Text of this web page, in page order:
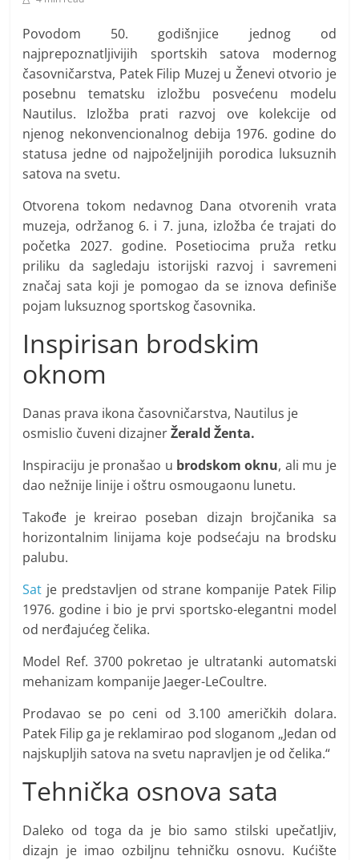
i
v
n
i
h
v
i
j
e
s
t
i
Povodom 50. godišnjice jednog od
najprepoznatljivijih sportskih satova modernog
časovničarstva, Patek Filip Muzej u Ženevi otvorio je
posebnu tematsku izložbu posvećenu modelu
Nautilus. Izložba prati razvoj ove kolekcije od
njenog nekonvencionalnog debija 1976. godine do
statusa jedne od najpoželjnijih porodica luksuznih
satova na svetu.
Otvorena tokom nedavnog Dana otvorenih vrata
muzeja, održanog 6. i 7. juna, izložba će trajati do
početka 2027. godine. Posetiocima pruža retku
priliku da sagledaju istorijski razvoj i savremeni
značaj sata koji je pomogao da se iznova definiše
pojam luksuznog sportskog časovnika.
Inspirisan brodskim
oknom
Danas prava ikona časovničarstva, Nautilus je
osmislio čuveni dizajnerŽerald Ženta.
Inspiraciju je pronašao u brodskom oknu, ali mu je
dao nežnije linije i oštru osmougaonu lunetu.
Takođe je kreirao poseban dizajn brojčanika sa
horizontalnim linijama koje podsećaju na brodsku
palubu.
Sat je predstavljen od strane kompanije Patek Filip
1976. godine i bio je prvi sportsko-elegantni model
od nerđajućeg čelika.
Model Ref. 3700 pokretao je ultratanki automatski
mehanizam kompanije Jaeger-LeCoultre.
Prodavao se po ceni od 3.100 američkih dolara.
Patek Filip ga je reklamirao pod sloganom „Jedan od
najskupljih satova na svetu napravljen je od čelika.“
Tehnička osnova sata
Daleko od toga da je bio samo stilski upečatljiv,
dizajn je imao ozbiljnu tehničku osnovu. Kućište